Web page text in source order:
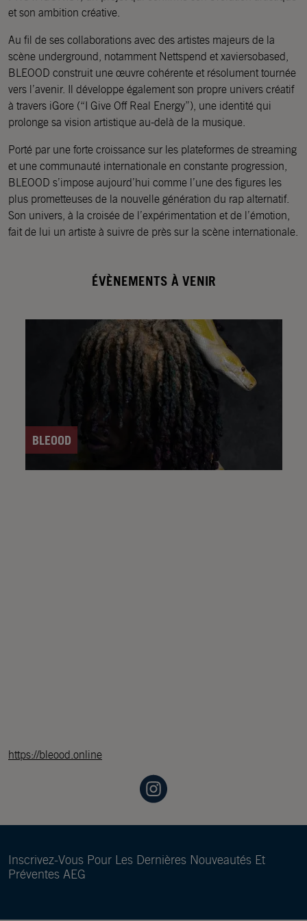
et son ambition créative.
Au fil de ses collaborations avec des artistes majeurs de la
scène underground, notamment Nettspend et xaviersobased,
BLEOOD construit une œuvre cohérente et résolument tournée
vers l’avenir. Il développe également son propre univers créatif
à travers iGore (“I Give Off Real Energy”), une identité qui
prolonge sa vision artistique au-delà de la musique.
Porté par une forte croissance sur les plateformes de streaming
et une communauté internationale en constante progression,
BLEOOD s’impose aujourd’hui comme l’une des figures les
plus prometteuses de la nouvelle génération du rap alternatif.
Son univers, à la croisée de l’expérimentation et de l’émotion,
fait de lui un artiste à suivre de près sur la scène internationale.
ÉVÈNEMENTS À VENIR
BLEOOD
https://bleood.online
Inscrivez-Vous Pour Les Dernières Nouveautés Et
Préventes AEG